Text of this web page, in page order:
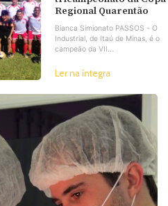
Regional Quarentão
Bianca Simionato PASSOS - O
Industrial, de Itaú de Minas, é o
campeão da VII...
Ler na íntegra